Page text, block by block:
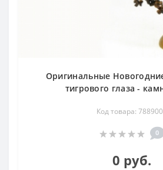
Оригинальные
тигрового глаза -
Код товара:
0
0 руб.